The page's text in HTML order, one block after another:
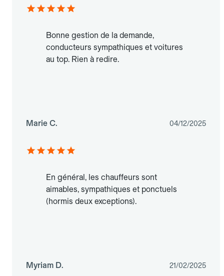
Bonne gestion de la demande,
conducteurs sympathiques et voitures
au top. Rien à redire.
Marie C. 04/12/2025
En général, les chauffeurs sont
aimables, sympathiques et ponctuels
(hormis deux exceptions).
Myriam D. 21/02/2025